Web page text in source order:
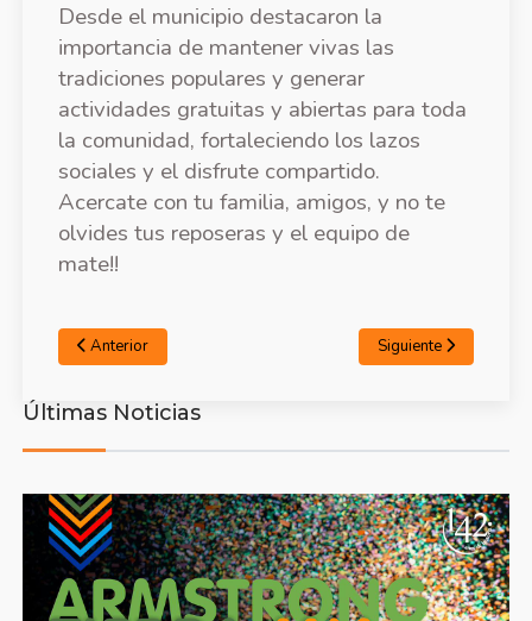
Desde el municipio destacaron la
importancia de mantener vivas las
tradiciones populares y generar
actividades gratuitas y abiertas para toda
la comunidad, fortaleciendo los lazos
sociales y el disfrute compartido.
Acercate con tu familia, amigos, y no te
olvides tus reposeras y el equipo de
mate!!
Anterior Siguiente
Últimas Noticias